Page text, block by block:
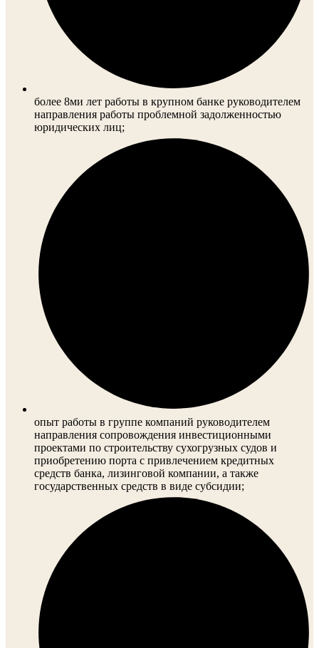
более 8ми лет работы в крупном банке руководителем
направления работы проблемной задолженностью
юридических лиц;
опыт работы в группе компаний руководителем
направления сопровождения инвестиционными
проектами по строительству сухогрузных судов и
приобретению порта с привлечением кредитных
средств банка, лизинговой компании, а также
государственных средств в виде субсидии;